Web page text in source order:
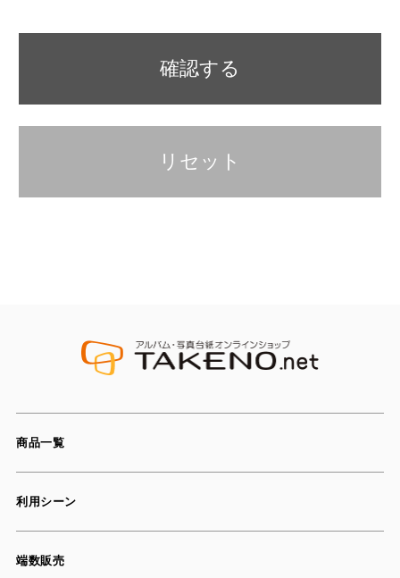
リセット
確認する
商品一覧
利用シーン
端数販売